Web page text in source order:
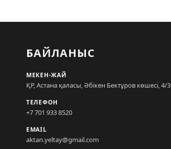
БАЙЛАНЫС
МЕКЕН-ЖАЙ
ҚР, Астана қаласы, Әбікен Бектұров көшесі, 4/3
ТЕЛЕФОН
+7 701 933 8520
EMAIL
aktan.yeltay@gmail.com